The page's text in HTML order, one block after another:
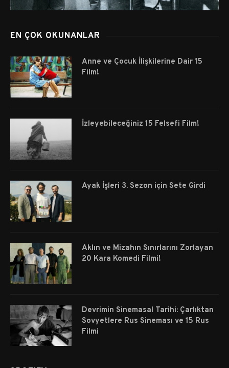
EN ÇOK OKUNANLAR
Anne ve Çocuk İlişkilerine Dair 15
Film!
İzleyebileceğiniz 15 Felsefi Film!
Ayak İşleri 3. Sezon için Sete Girdi
Aklın ve Mizahın Sınırlarını Zorlayan
20 Kara Komedi Filmi!
Devrimin Sinemasal Tarihi: Çarlıktan
Sovyetlere Rus Sineması ve 15 Rus
Filmi